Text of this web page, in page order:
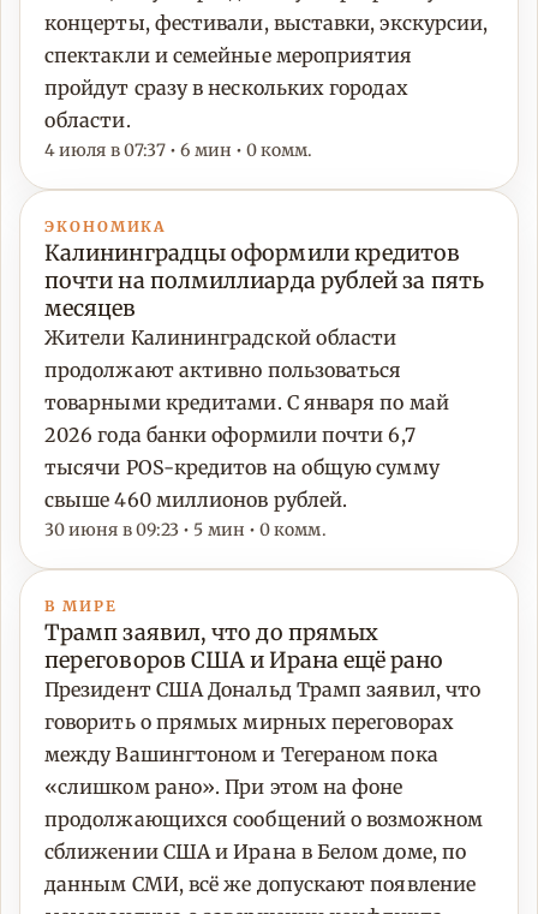
концерты, фестивали, выставки, экскурсии,
спектакли и семейные мероприятия
пройдут сразу в нескольких городах
области.
4 июля в 07:37 • 6 мин • 0 комм.
ЭКОНОМИКА
Калининградцы оформили кредитов
почти на полмиллиарда рублей за пять
месяцев
Жители Калининградской области
продолжают активно пользоваться
товарными кредитами. С января по май
2026 года банки оформили почти 6,7
тысячи POS-кредитов на общую сумму
свыше 460 миллионов рублей.
30 июня в 09:23 • 5 мин • 0 комм.
В МИРЕ
Трамп заявил, что до прямых
переговоров США и Ирана ещё рано
Президент США Дональд Трамп заявил, что
говорить о прямых мирных переговорах
между Вашингтоном и Тегераном пока
«слишком рано». При этом на фоне
продолжающихся сообщений о возможном
сближении США и Ирана в Белом доме, по
данным СМИ, всё же допускают появление